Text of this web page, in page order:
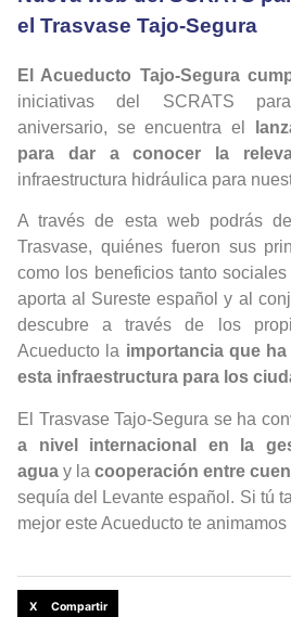
el Trasvase Tajo-Segura
El Acueducto Tajo-Segura
iniciativas del SCRATS
aniversario, se encuentra el
para dar a conocer la
infraestructura hidráulica para
A través de esta web podrás
Trasvase, quiénes fueron sus
como los beneficios tanto
aporta al Sureste español y al
descubre a través de los
Acueducto la importancia que
esta infraestructura para los
El Trasvase Tajo-Segura se ha
a nivel internacional en la
agua y la cooperación entre
sequía del Levante español. Si tú
mejor este Acueducto te
X Compartir